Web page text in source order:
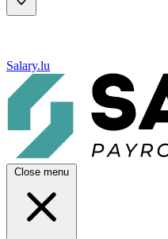
Salary.lu
Close menu